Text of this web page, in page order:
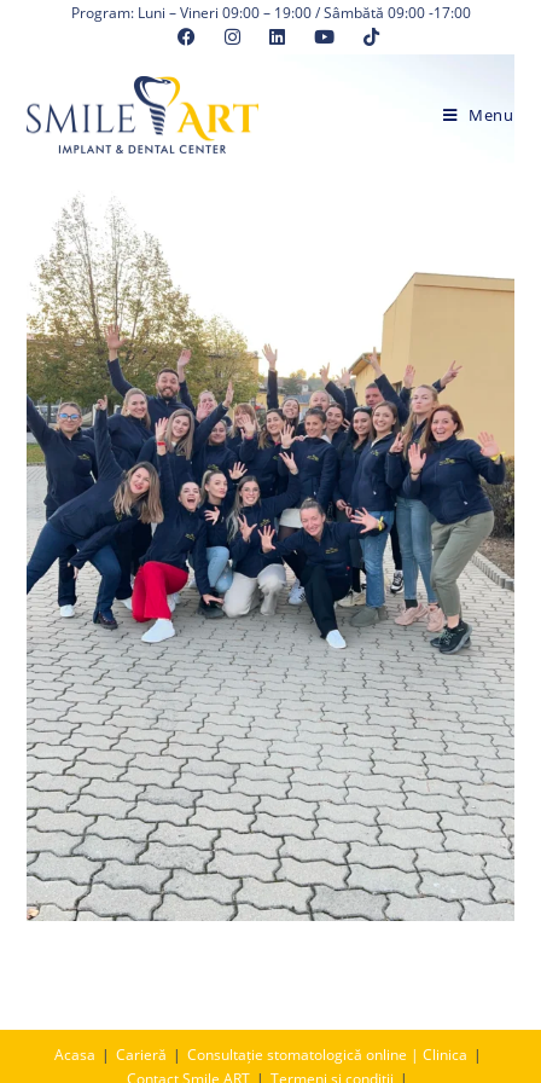
Program: Luni – Vineri 09:00 – 19:00 / Sâmbătă 09:00 -17:00
Menu
Acasa Carieră
Consultație stomatologică online | Clinica
Contact Smile ART
Termeni și condiții